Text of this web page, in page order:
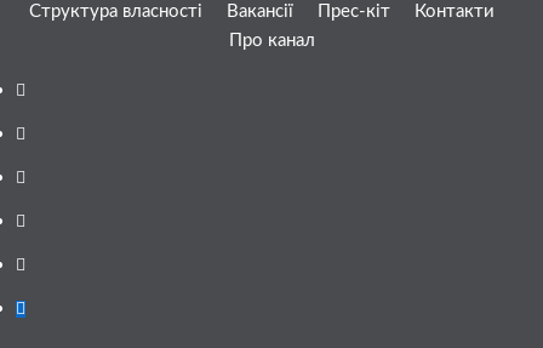
Структура власності
Вакансії Прес-кіт
Контакти
Про канал
Facebook
YouTube
Telegram
Instagram
Twitter
Google